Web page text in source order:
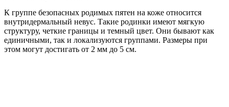
К группе безопасных родимых пятен на коже относится
внутридермальный невус. Такие родинки имеют мягкую
структуру, четкие границы и темный цвет. Они бывают как
единичными, так и локализуются группами. Размеры при
этом могут достигать от 2 мм до 5 см.